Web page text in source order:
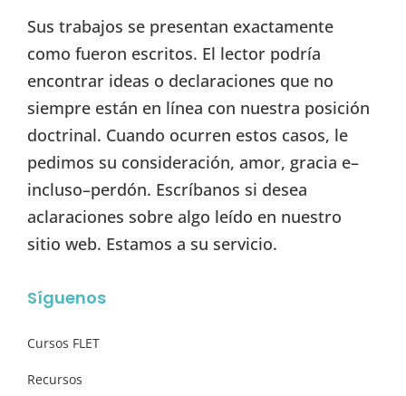
Sus trabajos se presentan exactamente
como fueron escritos. El lector podría
encontrar ideas o declaraciones que no
siempre están en línea con nuestra posición
doctrinal. Cuando ocurren estos casos, le
pedimos su consideración, amor, gracia e–
incluso–perdón. Escríbanos si desea
aclaraciones sobre algo leído en nuestro
sitio web. Estamos a su servicio.
Síguenos
Cursos FLET
Recursos